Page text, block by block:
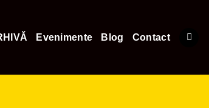
Evenimente Blog Contact